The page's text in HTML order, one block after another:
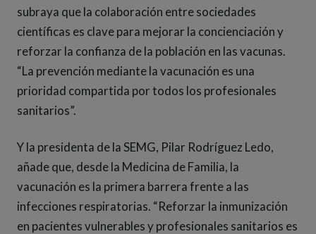
subraya que la colaboración entre sociedades
científicas es clave para mejorar la concienciación y
reforzar la confianza de la población en las vacunas.
“La prevención mediante la vacunación es una
prioridad compartida por todos los profesionales
sanitarios”.
Y la presidenta de la SEMG, Pilar Rodríguez Ledo,
añade que, desde la Medicina de Familia, la
vacunación es la primera barrera frente a las
infecciones respiratorias. “Reforzar la inmunización
en pacientes vulnerables y profesionales sanitarios es